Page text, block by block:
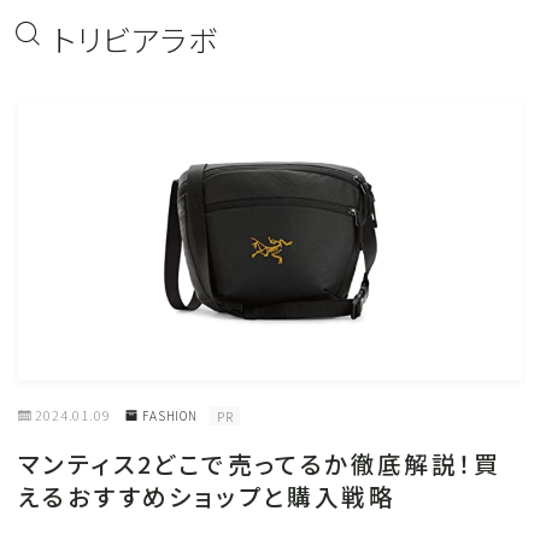
トリビアラボ
2024.01.09 FASHION PR
マンティス2どこで売ってるか徹底解説！買
えるおすすめショップと購入戦略